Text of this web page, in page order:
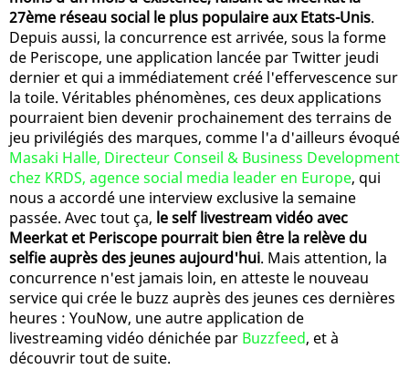
27ème réseau social le plus populaire aux Etats-Unis.
Depuis aussi, la concurrence est arrivée, sous la forme
de Periscope, une application lancée par Twitter jeudi
dernier et qui a immédiatement créé l'effervescence sur
la toile. Véritables phénomènes, ces deux applications
pourraient bien devenir prochainement des terrains de
jeu privilégiés des marques, comme l'a d'ailleurs évoqué
Masaki Halle, Directeur Conseil & Business Development
chez KRDS, agence social media leader en Europe, qui
nous a accordé une interview exclusive la semaine
passée. Avec tout ça, le self livestream vidéo avec
Meerkat et Periscope pourrait bien être la relève du
selfie auprès des jeunes aujourd'hui. Mais attention, la
concurrence n'est jamais loin, en atteste le nouveau
service qui crée le buzz auprès des jeunes ces dernières
heures : YouNow, une autre application de
livestreaming vidéo dénichée par Buzzfeed, et à
découvrir tout de suite.